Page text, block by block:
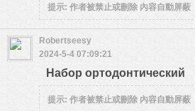
提示: 作者被禁止或刪除 內容自動屏蔽
Robertseesy
2024-5-4 07:09:21
Набор ортодонтический
提示: 作者被禁止或刪除 內容自動屏蔽